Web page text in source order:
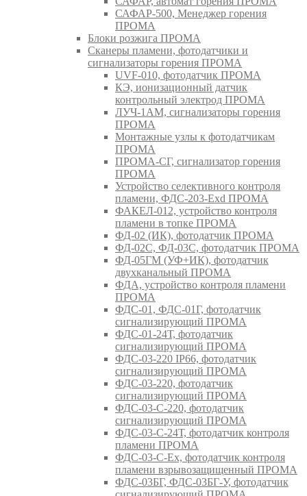
САФАР-500, Менеджер горения
ПРОМА
Блоки розжига ПРОМА
Сканеры пламени, фотодатчики и
сигнализаторы горения ПРОМА
UVF-010, фотодатчик ПРОМА
КЭ, ионизационный датчик
контрольный электрод ПРОМА
ЛУЧ-1АМ, сигнализаторы горения
ПРОМА
Монтажные узлы к фотодатчикам
ПРОМА
ПРОМА-СГ, сигнализатор горения
ПРОМА
Устройство селективного контроля
пламени, ФДС-203-Exd ПРОМА
ФАКЕЛ-012, устройство контроля
пламени в топке ПРОМА
ФД-02 (ИК), фотодатчик ПРОМА
ФД-02С, ФД-03С, фотодатчик ПРОМА
ФД-05ГМ (УФ+ИК), фотодатчик
двухканальный ПРОМА
ФДА, устройство контроля пламени
ПРОМА
ФДС-01, ФДС-01Г, фотодатчик
сигнализирующий ПРОМА
ФДС-01-24Т, фотодатчик
сигнализирующий ПРОМА
ФДС-03-220 IP66, фотодатчик
сигнализирующий ПРОМА
ФДС-03-220, фотодатчик
сигнализирующий ПРОМА
ФДС-03-С-220, фотодатчик
сигнализирующий ПРОМА
ФДС-03-С-24Т, фотодатчик контроля
пламени ПРОМА
ФДС-03-С-Ex, фотодатчик контроля
пламени взрывозащищенный ПРОМА
ФДС-03БГ, ФДС-03БГ-У, фотодатчик